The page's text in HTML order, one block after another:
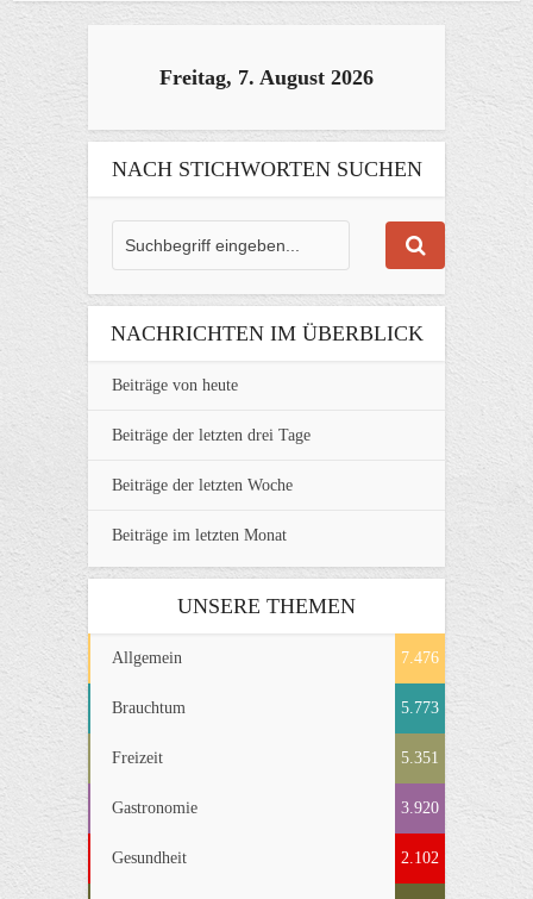
Freitag, 7. August 2026
NACH STICHWORTEN SUCHEN
NACHRICHTEN IM ÜBERBLICK
Beiträge von heute
Beiträge der letzten drei Tage
Beiträge der letzten Woche
Beiträge im letzten Monat
UNSERE THEMEN
Allgemein 7.476
Brauchtum 5.773
Freizeit 5.351
Gastronomie 3.920
Gesundheit 2.102